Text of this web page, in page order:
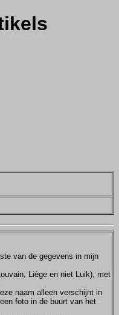
van de gegevens in mijn
Liège en niet Luik), met
naam alleen verschijnt in
foto in de buurt van het